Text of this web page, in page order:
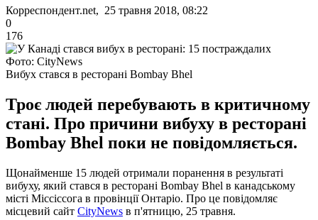
Корреспондент.net, 25 травня 2018, 08:22
0
176
Фото: CityNews
Вибух стався в ресторані Bombay Bhel
Троє людей перебувають в критичному
стані. Про причини вибуху в ресторані
Bombay Bhel поки не повідомляється.
Щонайменше 15 людей отримали поранення в результаті
вибуху, який стався в ресторані Bombay Bhel в канадському
місті Міссіссога в провінції Онтаріо. Про це повідомляє
місцевий сайт CityNews в п'ятницю, 25 травня.